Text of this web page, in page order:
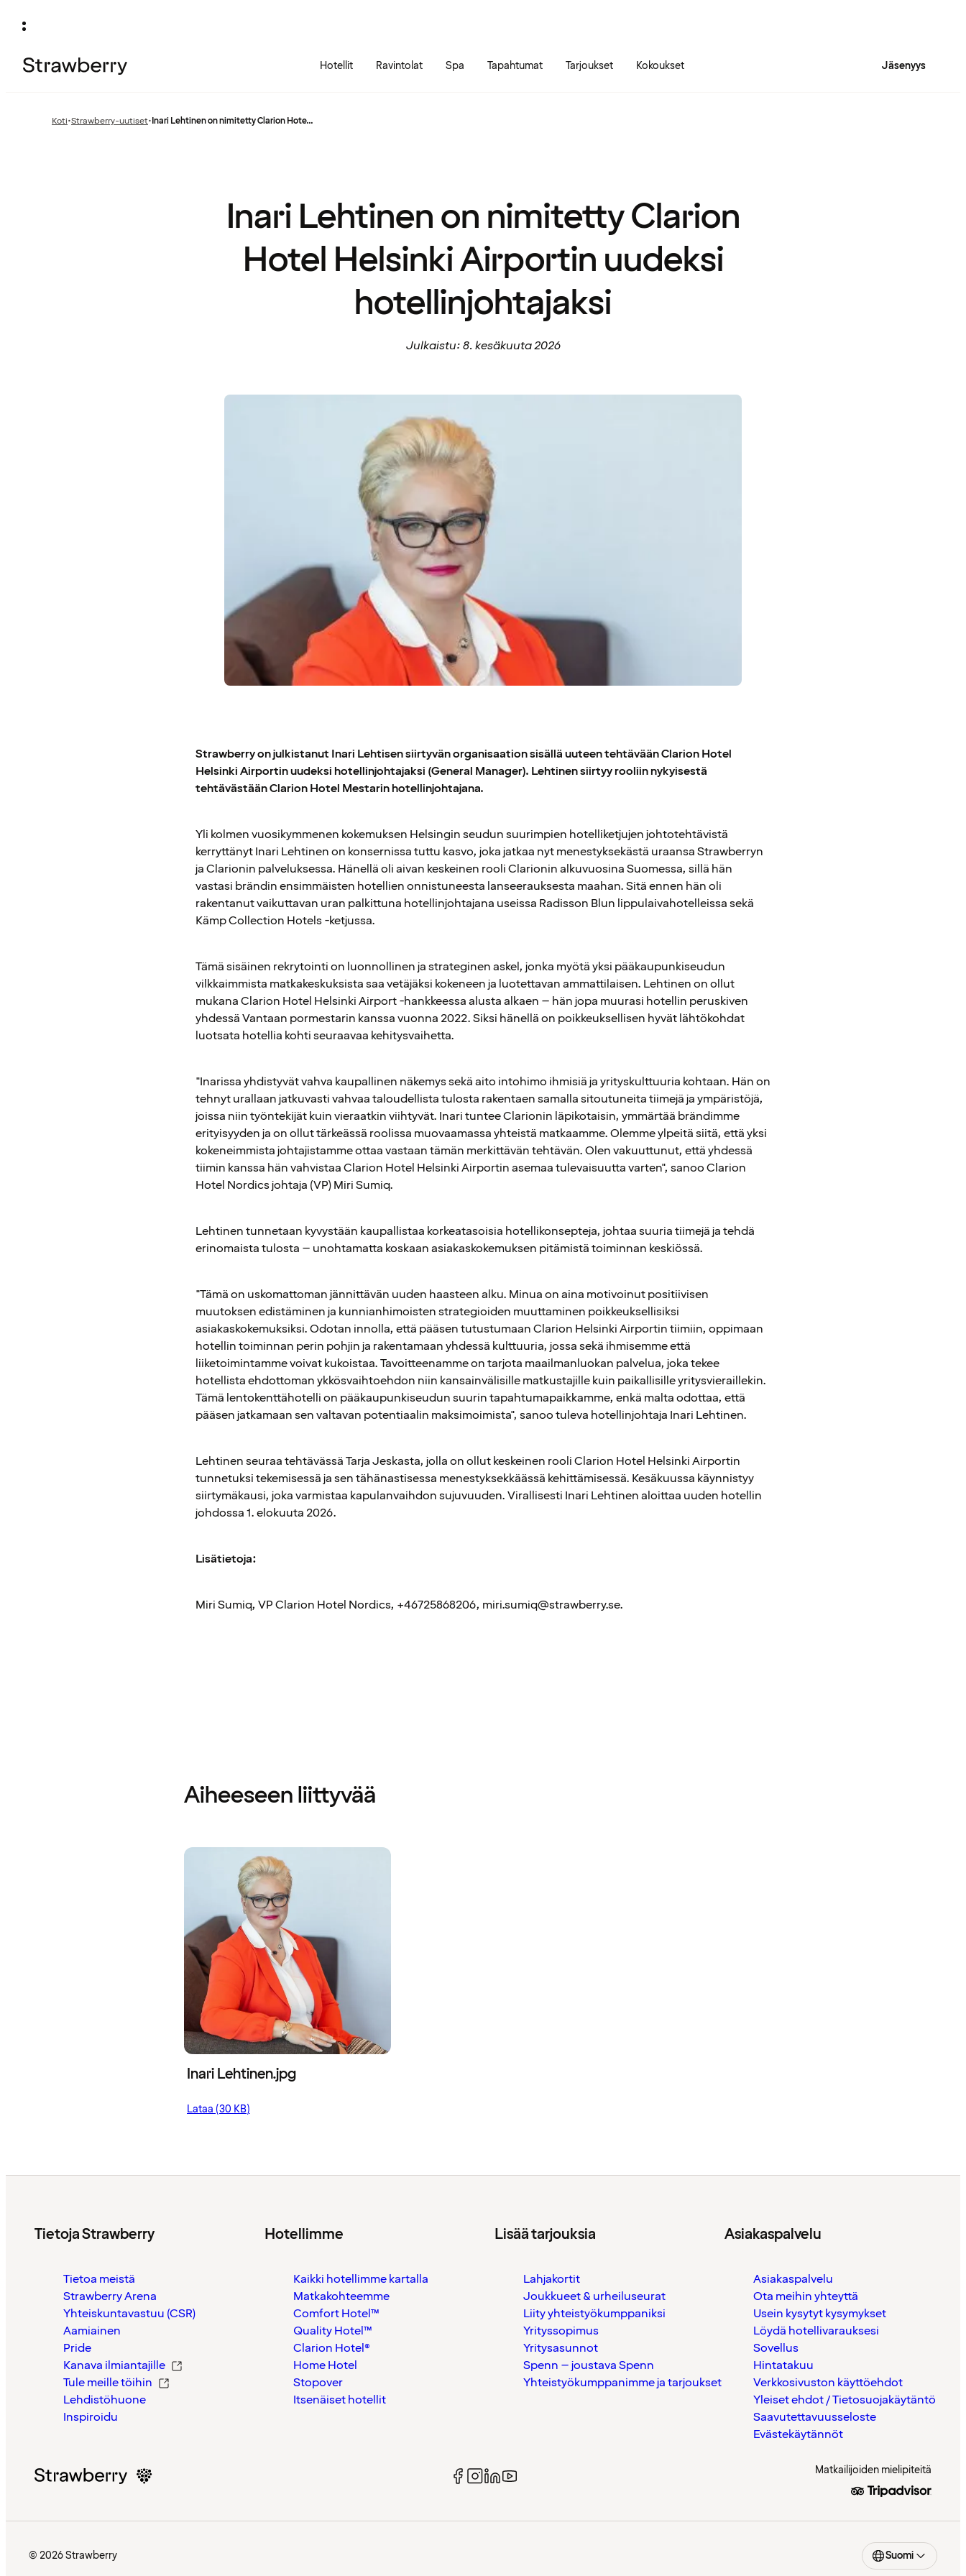
Hotellit Ravintolat Spa Tapahtumat Tarjoukset Kokoukset Jäsenyys
Koti•Edellinen
Strawberry-uutiset•Inari Lehtinen on nimitetty Clarion Hote...
Inari Lehtinen on nimitetty Clarion
Hotel Helsinki Airportin uudeksi
hotellinjohtajaksi
Julkaistu: 8. kesäkuuta 2026
Strawberry on julkistanut Inari Lehtisen siirtyvän organisaation sisällä uuteen tehtävään Clarion Hotel
Helsinki Airportin uudeksi hotellinjohtajaksi (General Manager). Lehtinen siirtyy rooliin nykyisestä
tehtävästään Clarion Hotel Mestarin hotellinjohtajana.
Yli kolmen vuosikymmenen kokemuksen Helsingin seudun suurimpien hotelliketjujen johtotehtävistä
kerryttänyt Inari Lehtinen on konsernissa tuttu kasvo, joka jatkaa nyt menestyksekästä uraansa Strawberryn
ja Clarionin palveluksessa. Hänellä oli aivan keskeinen rooli Clarionin alkuvuosina Suomessa, sillä hän
vastasi brändin ensimmäisten hotellien onnistuneesta lanseerauksesta maahan. Sitä ennen hän oli
rakentanut vaikuttavan uran palkittuna hotellinjohtajana useissa Radisson Blun lippulaivahotelleissa sekä
Kämp Collection Hotels -ketjussa.
Tämä sisäinen rekrytointi on luonnollinen ja strateginen askel, jonka myötä yksi pääkaupunkiseudun
vilkkaimmista matkakeskuksista saa vetäjäksi kokeneen ja luotettavan ammattilaisen. Lehtinen on ollut
mukana Clarion Hotel Helsinki Airport -hankkeessa alusta alkaen – hän jopa muurasi hotellin peruskiven
yhdessä Vantaan pormestarin kanssa vuonna 2022. Siksi hänellä on poikkeuksellisen hyvät lähtökohdat
luotsata hotellia kohti seuraavaa kehitysvaihetta.
"Inarissa yhdistyvät vahva kaupallinen näkemys sekä aito intohimo ihmisiä ja yrityskulttuuria kohtaan. Hän on
tehnyt urallaan jatkuvasti vahvaa taloudellista tulosta rakentaen samalla sitoutuneita tiimejä ja ympäristöjä,
joissa niin työntekijät kuin vieraatkin viihtyvät. Inari tuntee Clarionin läpikotaisin, ymmärtää brändimme
erityisyyden ja on ollut tärkeässä roolissa muovaamassa yhteistä matkaamme. Olemme ylpeitä siitä, että yksi
kokeneimmista johtajistamme ottaa vastaan tämän merkittävän tehtävän. Olen vakuuttunut, että yhdessä
tiimin kanssa hän vahvistaa Clarion Hotel Helsinki Airportin asemaa tulevaisuutta varten", sanoo Clarion
Hotel Nordics johtaja (VP) Miri Sumiq.
Lehtinen tunnetaan kyvystään kaupallistaa korkeatasoisia hotellikonsepteja, johtaa suuria tiimejä ja tehdä
erinomaista tulosta – unohtamatta koskaan asiakaskokemuksen pitämistä toiminnan keskiössä.
"Tämä on uskomattoman jännittävän uuden haasteen alku. Minua on aina motivoinut positiivisen
muutoksen edistäminen ja kunnianhimoisten strategioiden muuttaminen poikkeuksellisiksi
asiakaskokemuksiksi. Odotan innolla, että pääsen tutustumaan Clarion Helsinki Airportin tiimiin, oppimaan
hotellin toiminnan perin pohjin ja rakentamaan yhdessä kulttuuria, jossa sekä ihmisemme että
liiketoimintamme voivat kukoistaa. Tavoitteenamme on tarjota maailmanluokan palvelua, joka tekee
hotellista ehdottoman ykkösvaihtoehdon niin kansainvälisille matkustajille kuin paikallisille yritysvieraillekin.
Tämä lentokenttähotelli on pääkaupunkiseudun suurin tapahtumapaikkamme, enkä malta odottaa, että
pääsen jatkamaan sen valtavan potentiaalin maksimoimista", sanoo tuleva hotellinjohtaja Inari Lehtinen.
Lehtinen seuraa tehtävässä Tarja Jeskasta, jolla on ollut keskeinen rooli Clarion Hotel Helsinki Airportin
tunnetuksi tekemisessä ja sen tähänastisessa menestyksekkäässä kehittämisessä. Kesäkuussa käynnistyy
siirtymäkausi, joka varmistaa kapulanvaihdon sujuvuuden. Virallisesti Inari Lehtinen aloittaa uuden hotellin
johdossa 1. elokuuta 2026.
Lisätietoja:
Miri Sumiq, VP Clarion Hotel Nordics, +46725868206, miri.sumiq@strawberry.se.
Aiheeseen liittyvää
Inari Lehtinen.jpg
Lataa (30 KB)
Tietoja Strawberry
Tietoa meistä
Strawberry Arena
Yhteiskuntavastuu (CSR)
Aamiainen
Pride
Kanava ilmiantajille
Tule meille töihin
Lehdistöhuone
Inspiroidu
Hotellimme
Kaikki hotellimme kartalla
Matkakohteemme
Comfort Hotel™
Quality Hotel™
Clarion Hotel®
Home Hotel
Stopover
Itsenäiset hotellit
Lisää tarjouksia
Lahjakortit
Joukkueet & urheiluseurat
Liity yhteistyökumppaniksi
Yrityssopimus
Yritysasunnot
Spenn – joustava Spenn
Yhteistyökumppanimme ja tarjoukset
Asiakaspalvelu
Asiakaspalvelu
Ota meihin yhteyttä
Usein kysytyt kysymykset
Löydä hotellivarauksesi
Sovellus
Hintatakuu
Verkkosivuston käyttöehdot
Yleiset ehdot / Tietosuojakäytäntö
Saavutettavuusseloste
Evästekäytännöt
Matkailijoiden mielipiteitä
© 2026 Strawberry Suomi